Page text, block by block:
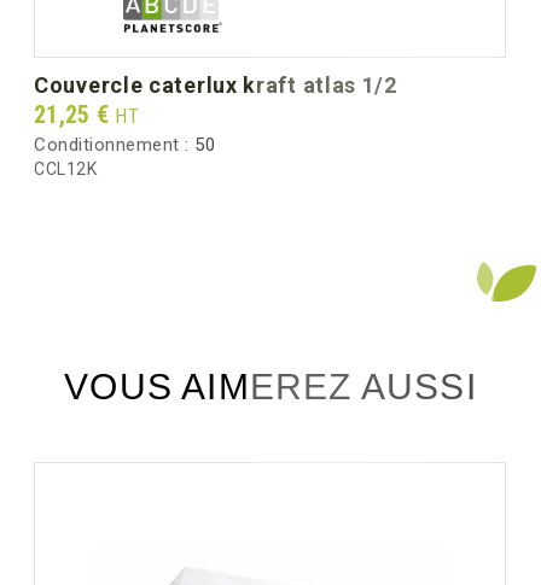
couvercle caterlux kraft atlas 1/2
Prix
21,25 € HT
Conditionnement : 50
CCL12K
VOUS AIMEREZ AUSSI